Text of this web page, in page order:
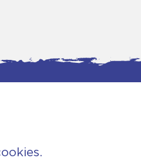
Contactgegevens